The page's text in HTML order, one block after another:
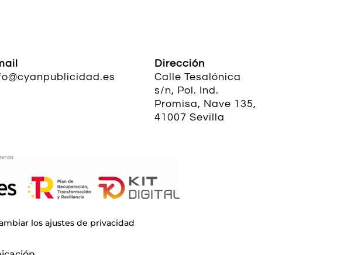
Dirección
Calle Tesalónica
s/n, Pol. Ind.
Promisa, Nave 135,
41007 Sevilla
los ajustes de privacidad